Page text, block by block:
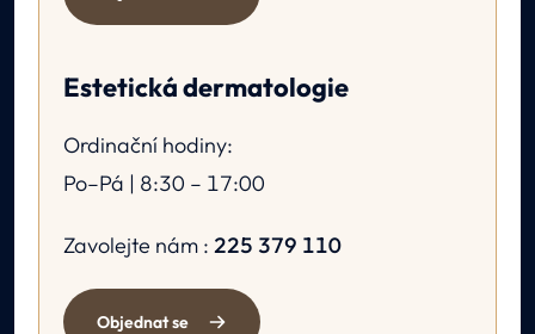
Estetická dermatologie
Ordinační hodiny:
Po–Pá | 8:30 – 17:00
Zavolejte nám : 225 379 110
Objednat se